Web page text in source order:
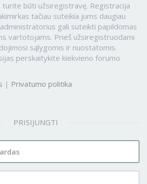
turite būti užsiregistravę. Registracija
tačiau suteikia jums daugiau
gali suteikti papildomas
vartotojams. Prieš užsiregistruodami
sąlygomis ir nuostatomis.
perskaitykite kiekvieno forumo
| Privatumo politika
PRISIJUNGTI